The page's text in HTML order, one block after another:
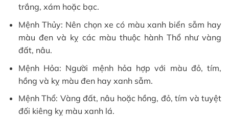
trắng, xám hoặc bạc.
Mệnh Thủy: Nên chọn xe có màu xanh biển sẫm hay
màu đen và kỵ các màu thuộc hành Thổ như vàng
đất, nâu.
Mệnh Hỏa: Người mệnh hỏa hợp với màu đỏ, tím,
hồng và kỵ màu đen hay xanh sẫm.
Mệnh Thổ: Vàng đất, nâu hoặc hồng, đỏ, tím và tuyệt
đối kiêng kỵ màu xanh lá.